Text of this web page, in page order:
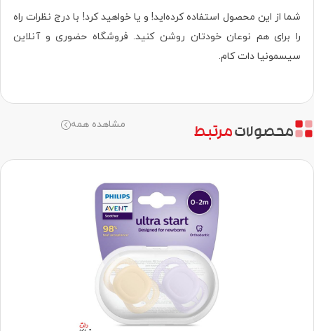
شما از این محصول استفاده کرده‌اید! و یا خواهید کرد! با درج نظرات راه
را برای هم نوعان خودتان روشن کنید. فروشگاه حضوری‌ و آنلاین
سیسمونیا دات کام.
محصولاتمرتبط مشاهده همه